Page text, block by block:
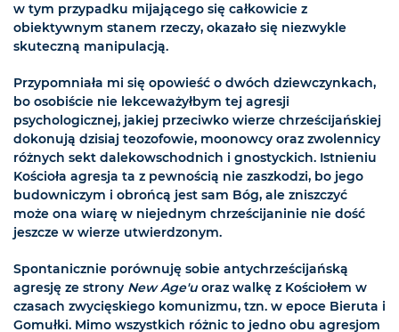
w tym przypadku mijającego się całkowicie z
obiektywnym stanem rzeczy, okazało się niezwykle
skuteczną manipulacją.
Przypomniała mi się opowieść o dwóch dziewczynkach,
bo osobiście nie lekceważyłbym tej agresji
psychologicznej, jakiej przeciwko wierze chrześcijańskiej
dokonują dzisiaj teozofowie, moonowcy oraz zwolennicy
różnych sekt dalekowschodnich i gnostyckich. Istnieniu
Kościoła agresja ta z pewnością nie zaszkodzi, bo jego
budowniczym i obrońcą jest sam Bóg, ale zniszczyć
może ona wiarę w niejednym chrześcijaninie nie dość
jeszcze w wierze utwierdzonym.
Spontanicznie porównuję sobie antychrześcijańską
agresję ze strony New Age'uoraz walkę z Kościołem w
czasach zwycięskiego komunizmu, tzn. w epoce Bieruta i
Gomułki. Mimo wszystkich różnic to jedno obu agresjom